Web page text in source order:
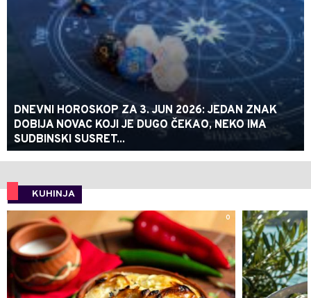
DNEVNI HOROSKOP ZA 3. JUN 2026: JEDAN ZNAK
DOBIJA NOVAC KOJI JE DUGO ČEKAO, NEKO IMA
SUDBINSKI SUSRET...
KUHINJA
0